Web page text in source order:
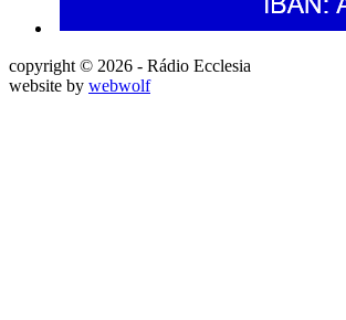
copyright © 2026 - Rádio Ecclesia
website by webwolf